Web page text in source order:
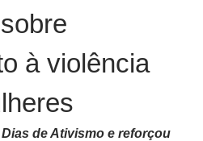
à violência
de Ativismo e reforçou